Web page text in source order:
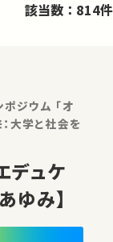
該当数：814件
ジウム 「オ
大学と社会を
デュケ
ゆみ】